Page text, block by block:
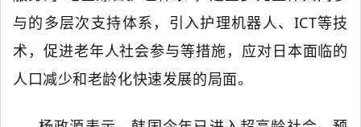
与的多层次支持体系，引入护理机器人、ICT等技
术，促进老年人社会参与等措施，应对日本面临的
人口减少和老龄化快速发展的局面。